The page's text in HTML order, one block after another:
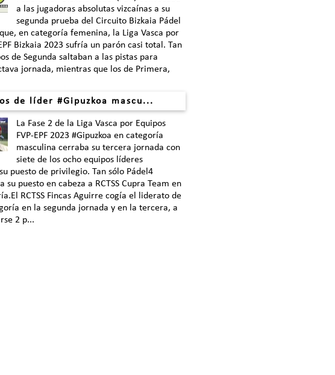
a las jugadoras absolutas vizcaínas a su
segunda prueba del Circuito Bizkaia Pádel
en categoría femenina, la Liga Vasca por
Bizkaia 2023 sufría un parón casi total. Tan
de Segunda saltaban a las pistas para
jornada, mientras que los de Primera,
de líder #Gipuzkoa mascu...
La Fase 2 de la Liga Vasca por Equipos
FVP-EPF 2023 #Gipuzkoa en categoría
masculina cerraba su tercera jornada con
siete de los ocho equipos líderes
puesto de privilegio. Tan sólo Pádel4
su puesto en cabeza a RCTSS Cupra Team en
RCTSS Fincas Aguirre cogía el liderato de
en la segunda jornada y en la tercera, a
2 p...